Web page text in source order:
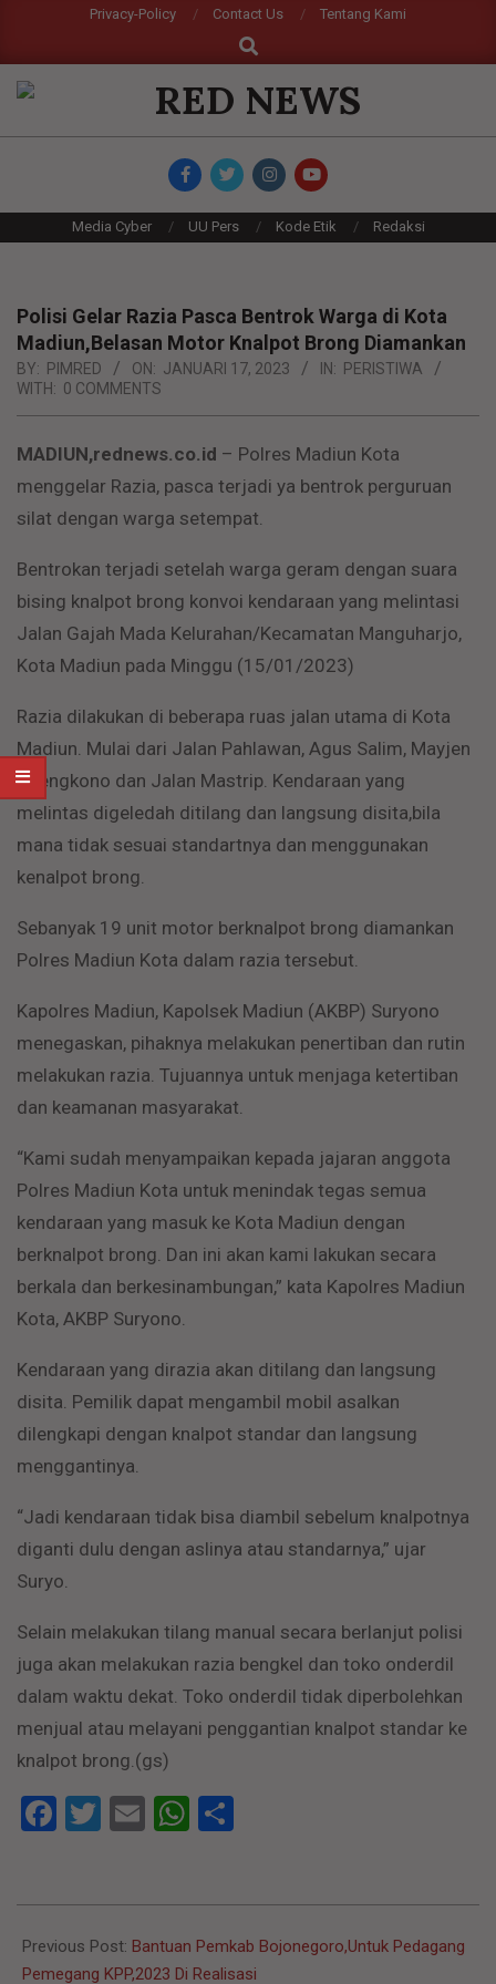
content
Privacy-Policy Contact Us
Tentang Kami
Search
RED
Media Cyber UU Pers Kode Etik Redaksi
Polisi Gelar Razia Pasca Bentrok Warga di Kota
Madiun,Belasan Motor Knalpot Brong Diamankan
BY: PIMRED ON: JANUARI 17, 2023 IN: PERISTIWA
WITH: 0 COMMENTS
MADIUN,rednews.co.id – Polres Madiun Kota
menggelar Razia, pasca terjadi ya bentrok perguruan
silat dengan warga setempat.
Bentrokan terjadi setelah warga geram dengan suara
bising knalpot brong konvoi kendaraan yang melintasi
Jalan Gajah Mada Kelurahan/Kecamatan Manguharjo,
Kota Madiun pada Minggu (15/01/2023)
Razia dilakukan di beberapa ruas jalan utama di Kota
Madiun. Mulai dari Jalan Pahlawan, Agus Salim, Mayjen
Soengkono dan Jalan Mastrip. Kendaraan yang
melintas digeledah ditilang dan langsung disita,bila
mana tidak sesuai standartnya dan menggunakan
kenalpot brong.
Sebanyak 19 unit motor berknalpot brong diamankan
Polres Madiun Kota dalam razia tersebut.
Kapolres Madiun, Kapolsek Madiun (AKBP) Suryono
menegaskan, pihaknya melakukan penertiban dan rutin
melakukan razia. Tujuannya untuk menjaga ketertiban
dan keamanan masyarakat.
“Kami sudah menyampaikan kepada jajaran anggota
Polres Madiun Kota untuk menindak tegas semua
kendaraan yang masuk ke Kota Madiun dengan
berknalpot brong. Dan ini akan kami lakukan secara
berkala dan berkesinambungan,” kata Kapolres Madiun
Kota, AKBP Suryono.
Kendaraan yang dirazia akan ditilang dan langsung
disita. Pemilik dapat mengambil mobil asalkan
dilengkapi dengan knalpot standar dan langsung
menggantinya.
“Jadi kendaraan tidak bisa diambil sebelum knalpotnya
diganti dulu dengan aslinya atau standarnya,” ujar
Suryo.
Selain melakukan tilang manual secara berlanjut polisi
juga akan melakukan razia bengkel dan toko onderdil
dalam waktu dekat. Toko onderdil tidak diperbolehkan
menjual atau melayani penggantian knalpot standar ke
knalpot brong.(gs)
Facebook
Twitter
EmailWhatsApp
01-
17
Previous Post: Bantuan Pemkab Bojonegoro,Untuk Pedagang
Pemegang KPP,2023 Di Realisasi